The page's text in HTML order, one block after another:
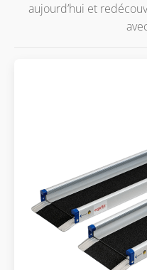
aujourd’hui et